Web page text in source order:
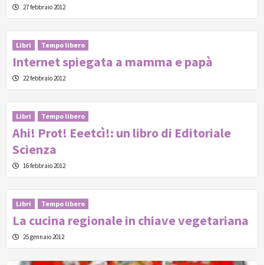
27 febbraio 2012
Libri Tempo libero
Internet spiegata a mamma e papà
22 febbraio 2012
Libri Tempo libero
Ahi! Prot! Eeetcì!: un libro di Editoriale
Scienza
16 febbraio 2012
Libri Tempo libero
La cucina regionale in chiave vegetariana
25 gennaio 2012